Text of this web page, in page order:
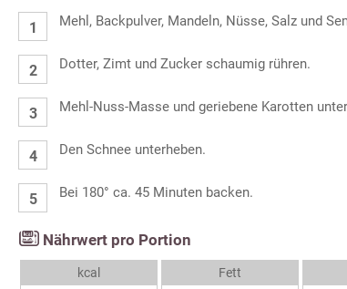
Mehl, Backpulver, Mandeln, Nüsse, Salz und
Dotter, Zimt und Zucker schaumig rühren.
Mehl-Nuss-Masse und geriebene Karotten
Den Schnee unterheben.
Bei 180° ca. 45 Minuten backen.
Nährwert pro Portion
kcal
Fett